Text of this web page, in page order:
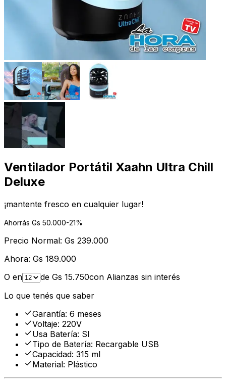
Ventilador Portátil Xaahn Ultra Chill
Deluxe
¡mantente fresco en cualquier lugar!
Ahorrás Gs 50.000-21%
Precio Normal: Gs 239.000
Ahora: Gs 189.000
O en
de Gs 15.750con Alianzas sin interés
Lo que tenés que saber
Garantía: 6 meses
Voltaje: 220V
Usa Batería: SI
Tipo de Batería: Recargable USB
Capacidad: 315 ml
Material: Plástico